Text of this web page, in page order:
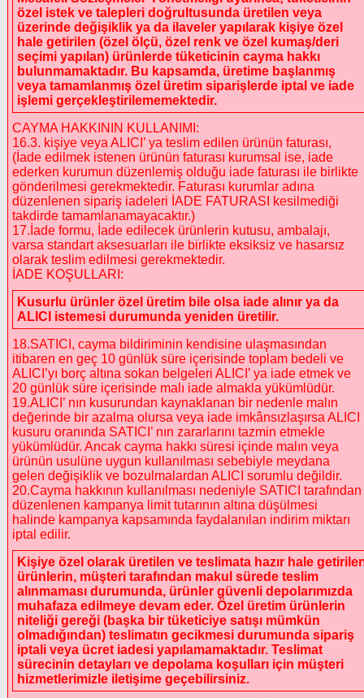
özel istek ve talepleri doğrultusunda üretilen veya
üzerinde değişiklik ya da ilaveler yapılarak kişiye özel
hale getirilen (özel ölçü, özel renk ve özel kumaş/deri
seçimi yapılan) ürünlerde tüketicinin cayma hakkı
bulunmamaktadır. Bu kapsamda, üretime başlanmış
veya tamamlanmış özel üretim siparişlerde iptal ve iade
işlemi gerçekleştirilememektedir.
CAYMA HAKKININ KULLANIMI:
16.3. kişiye veya ALICI’ ya teslim edilen ürünün faturası,
(İade edilmek istenen ürünün faturası kurumsal ise, iade
ederken kurumun düzenlemiş olduğu iade faturası ile birlikte
gönderilmesi gerekmektedir. Faturası kurumlar adına
düzenlenen sipariş iadeleri İADE FATURASI kesilmediği
takdirde tamamlanamayacaktır.)
17.İade formu, İade edilecek ürünlerin kutusu, ambalajı,
varsa standart aksesuarları ile birlikte eksiksiz ve hasarsız
olarak teslim edilmesi gerekmektedir.
İADE KOŞULLARI:
Kusurlu ürünler özel üretim bile olsa iade alınır ya da
ALICI istemesi durumunda yeniden üretilir.
18.SATICI, cayma bildiriminin kendisine ulaşmasından
itibaren en geç 10 günlük süre içerisinde toplam bedeli ve
ALICI’yı borç altına sokan belgeleri ALICI’ ya iade etmek ve
20 günlük süre içerisinde malı iade almakla yükümlüdür.
19.ALICI’ nın kusurundan kaynaklanan bir nedenle malın
değerinde bir azalma olursa veya iade imkânsızlaşırsa ALICI
kusuru oranında SATICI’ nın zararlarını tazmin etmekle
yükümlüdür. Ancak cayma hakkı süresi içinde malın veya
ürünün usulüne uygun kullanılması sebebiyle meydana
gelen değişiklik ve bozulmalardan ALICI sorumlu değildir.
20.Cayma hakkının kullanılması nedeniyle SATICI tarafından
düzenlenen kampanya limit tutarının altına düşülmesi
halinde kampanya kapsamında faydalanılan indirim miktarı
iptal edilir.
Kişiye özel olarak üretilen ve teslimata hazır hale
ürünlerin, müşteri tarafından makul sürede teslim
alınmaması durumunda, ürünler güvenli depolarımızda
muhafaza edilmeye devam eder. Özel üretim ürünlerin
niteliği gereği (başka bir tüketiciye satışı mümkün
olmadığından) teslimatın gecikmesi durumunda sipariş
iptali veya ücret iadesi yapılamamaktadır. Teslimat
sürecinin detayları ve depolama koşulları için müşteri
hizmetlerimizle iletişime geçebilirsiniz.